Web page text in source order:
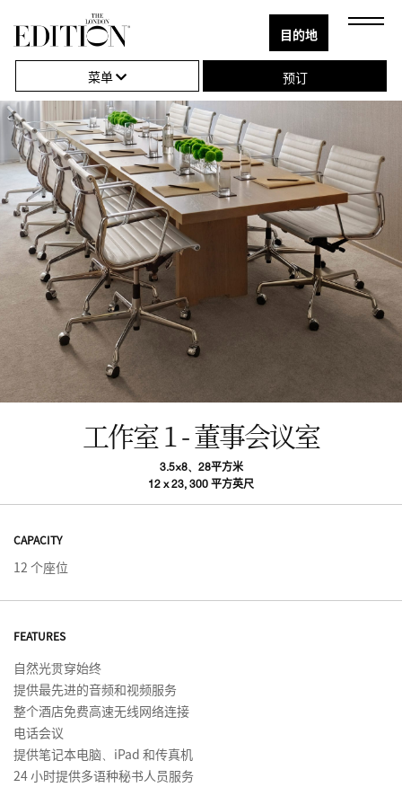
击
打
或
关
闭
导
目的地
闭
导
菜单 预订
工作室 1 - 董事会议室
3.5×8、28平方米
12 x 23, 300 平方英尺
CAPACITY
12 个座位
FEATURES
自然光贯穿始终
提供最先进的音频和视频服务
整个酒店免费高速无线网络连接
电话会议
提供笔记本电脑、iPad 和传真机
24 小时提供多语种秘书人员服务